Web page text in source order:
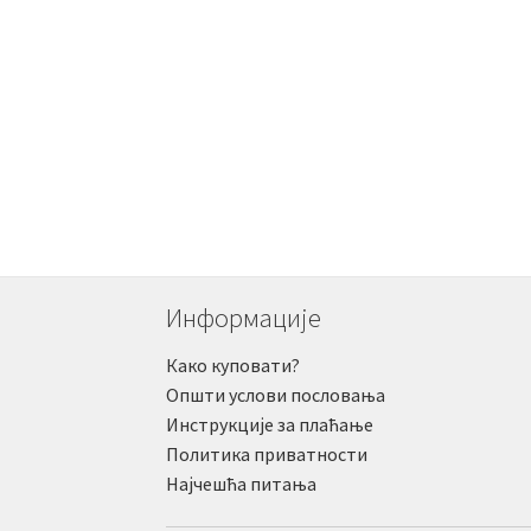
Информације
Како куповати?
Општи услови пословања
Инструкције за плаћање
Политика приватности
Најчешћа питања